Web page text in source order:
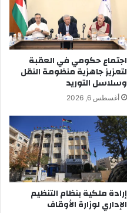
اجتماع حكومي في العقبة
لتعزيز جاهزية منظومة النقل
وسلاسل التوريد
أغسطس 6, 2026
إرادة ملكية بنظام التنظيم
الإداري لوزارة الأوقاف